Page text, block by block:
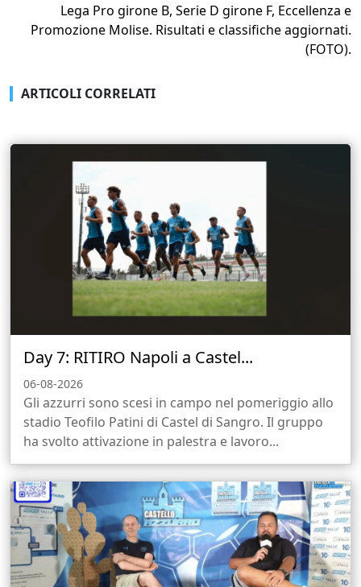
Lega Pro girone B, Serie D girone F, Eccellenza e
Promozione Molise. Risultati e classifiche aggiornati.
(FOTO).
ARTICOLI CORRELATI
Day 7: RITIRO Napoli a Castel...
06-08-2026
Gli azzurri sono scesi in campo nel pomeriggio allo
stadio Teofilo Patini di Castel di Sangro. Il gruppo
ha svolto attivazione in palestra e lavoro...